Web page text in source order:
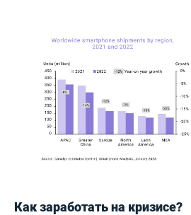
Как заработать на кризисе?